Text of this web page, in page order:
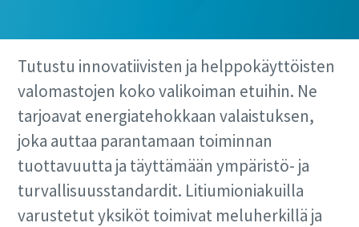
Tutustu innovatiivisten ja helppokäyttöisten
valomastojen koko valikoiman etuihin. Ne
tarjoavat energiatehokkaan valaistuksen,
joka auttaa parantamaan toiminnan
tuottavuutta ja täyttämään ympäristö- ja
turvallisuusstandardit. Litiumioniakuilla
varustetut yksiköt toimivat meluherkillä ja